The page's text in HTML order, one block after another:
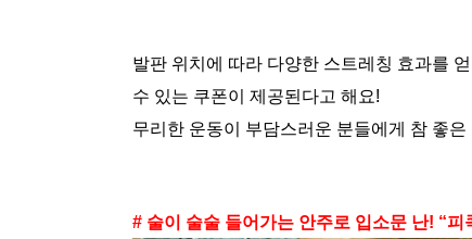
발판 위치에 따라 다양한 스트레칭 효과를
수 있는 쿠폰이 제공된다고 해요!
무리한 운동이 부담스러운 분들에게 참 좋
# 술이 술술 들어가는 안주로 입소문 난! “피